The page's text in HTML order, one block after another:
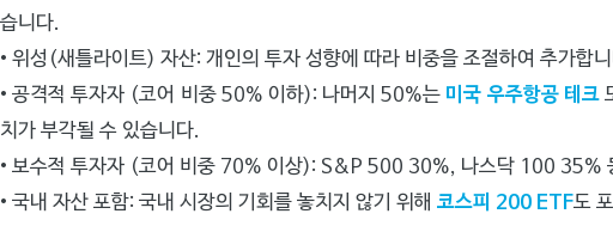
습니다.
• 위성(새틀라이트) 자산: 개인의 투자 성향에 따라 비중을 조절하여 추가합
•공격적 투자자 (코어 비중 50% 이하): 나머지 50%는 미국 우주항공 테크
치가 부각될 수 있습니다.
• 보수적 투자자 (코어 비중 70% 이상): S&P 500 30%, 나스닥 100 35%
• 국내 자산 포함: 국내 시장의 기회를 놓치지 않기 위해 코스피 200 ETF도